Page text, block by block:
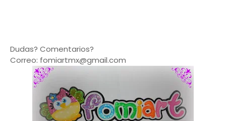
Dudas? Comentarios?
Correo: fomiartmx@gmail.com